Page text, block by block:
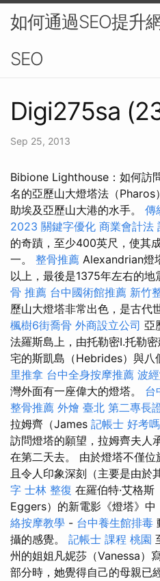
如何通過SEO提升
SEO
Digi275sa
Sep 25, 2013
Bibion​​e Lighthouse：如何訪
名的亞歷山大燈塔法（
助埃及亞歷山大港的水手。 傳
2023 關鍵字優化 商業會計法
的奇蹟，至少400英尺，使其
一。 整骨推薦 Alexandrian燈
以上，最後是1375年左右的地
骨 推薦 台中國術館推薦 新竹
歷山大燈塔非常出色，是古代
楓樹6街喬骨 外商設立公司 亞
法羅斯島上，由托勒密I.托勒
宅的斯凱島（Hebrides）與八
里推拿 台中全身按摩推薦 波
灣外面有一座偉大的燈塔。 台
整骨推薦 外燴 臺北 第二專長
拉姆齊（James 記帳士 好考嗎
訪問燈塔的願望，拉姆齊夫人
在第二天去。 由於燈塔不僅
且令人印象深刻（主要是由於
字 士林 整復 在羅伯特·艾格
Eggers）的新電影《燈塔》
絡按摩教學 - 台中養生館排毒
攝的感覺。 記帳士 課程 桃園
州的姐姐凡妮莎（Vanessa）
部分時，她覺得自己的母親已